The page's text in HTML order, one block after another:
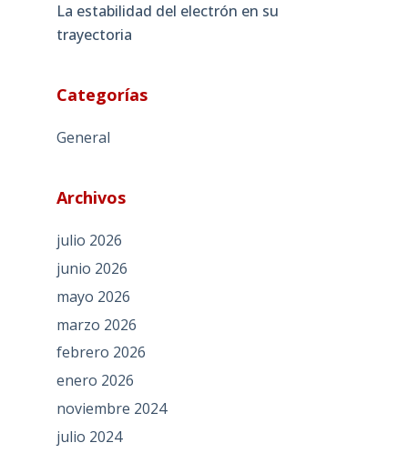
La estabilidad del electrón en su
trayectoria
Categorías
General
Archivos
julio 2026
junio 2026
mayo 2026
marzo 2026
febrero 2026
enero 2026
noviembre 2024
julio 2024